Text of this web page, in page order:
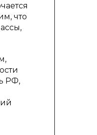
что
РФ,